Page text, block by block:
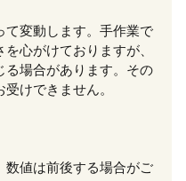
変動します。手作業で
心がけておりますが、
る場合があります。その
けできません。
値は前後する場合がご